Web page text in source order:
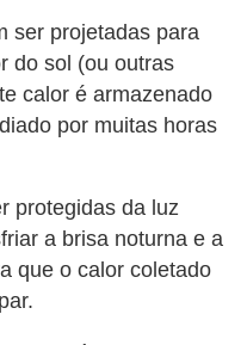
ser projetadas para
do sol (ou outras
calor é armazenado
por muitas horas
protegidas da luz
a brisa noturna e a
que o calor coletado